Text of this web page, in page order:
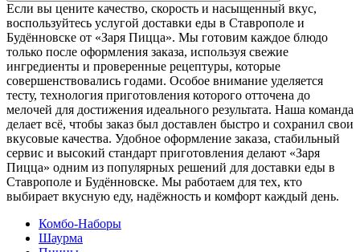
Если вы цените качество, скорость и насыщенный вкус,
воспользуйтесь услугой доставки еды в Ставрополе и
Будённовске от «Заря Пицца». Мы готовим каждое блюдо
только после оформления заказа, используя свежие
ингредиенты и проверенные рецептуры, которые
совершенствовались годами. Особое внимание уделяется
тесту, технология приготовления которого отточена до
мелочей для достижения идеального результата. Наша команда
делает всё, чтобы заказ был доставлен быстро и сохранил свои
вкусовые качества. Удобное оформление заказа, стабильный
сервис и высокий стандарт приготовления делают «Заря
Пицца» одним из популярных решений для доставки еды в
Ставрополе и Будённовске. Мы работаем для тех, кто
выбирает вкусную еду, надёжность и комфорт каждый день.
Комбо-Наборы
Шаурма